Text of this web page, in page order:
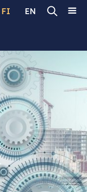
FI EN